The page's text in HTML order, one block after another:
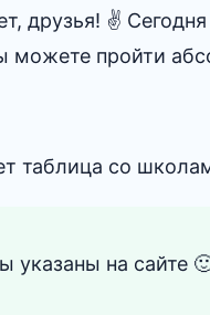
друзья! ✌
можете пройти
таблица со
указаны на сайте